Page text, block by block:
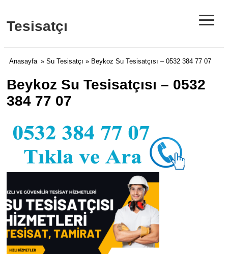
Tesisatçı ≡
Anasayfa » Su Tesisatçı » Beykoz Su Tesisatçısı – 0532 384 77 07
Beykoz Su Tesisatçısı – 0532
384 77 07